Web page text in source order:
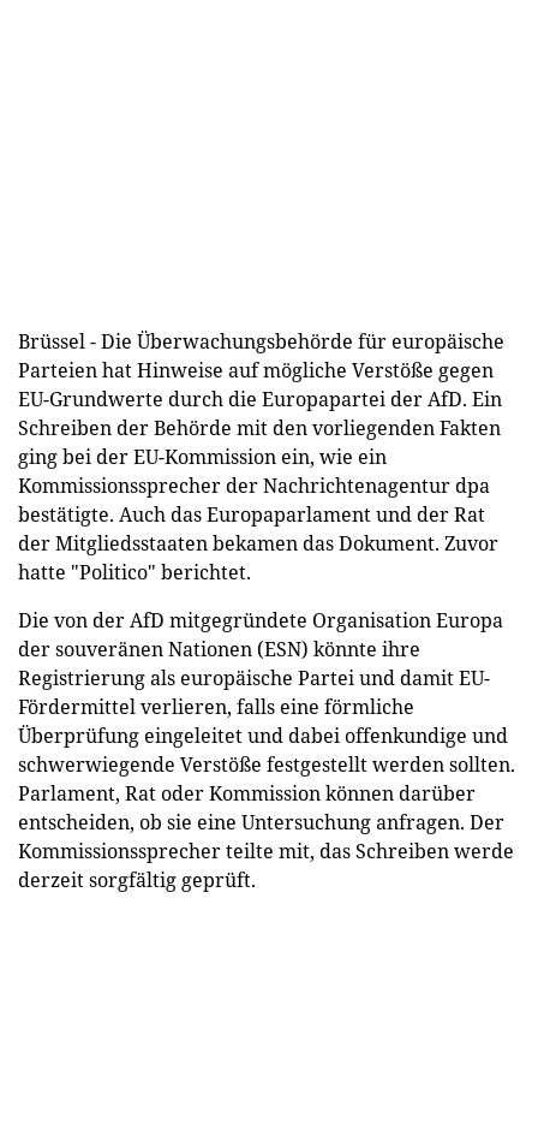
Brüssel - Die Überwachungsbehörde für europäische
Parteien hat Hinweise auf mögliche Verstöße gegen
EU-Grundwerte durch die Europapartei der AfD. Ein
Schreiben der Behörde mit den vorliegenden Fakten
ging bei der EU-Kommission ein, wie ein
Kommissionssprecher der Nachrichtenagentur dpa
bestätigte. Auch das Europaparlament und der Rat
der Mitgliedsstaaten bekamen das Dokument. Zuvor
hatte "Politico" berichtet.
Die von der AfD mitgegründete Organisation Europa
der souveränen Nationen (ESN) könnte ihre
Registrierung als europäische Partei und damit EU-
Fördermittel verlieren, falls eine förmliche
Überprüfung eingeleitet und dabei offenkundige und
schwerwiegende Verstöße festgestellt werden sollten.
Parlament, Rat oder Kommission können darüber
entscheiden, ob sie eine Untersuchung anfragen. Der
Kommissionssprecher teilte mit, das Schreiben werde
derzeit sorgfältig geprüft.